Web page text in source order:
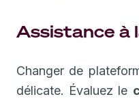
Assistance à
Changer de
délicate. Évaluez le